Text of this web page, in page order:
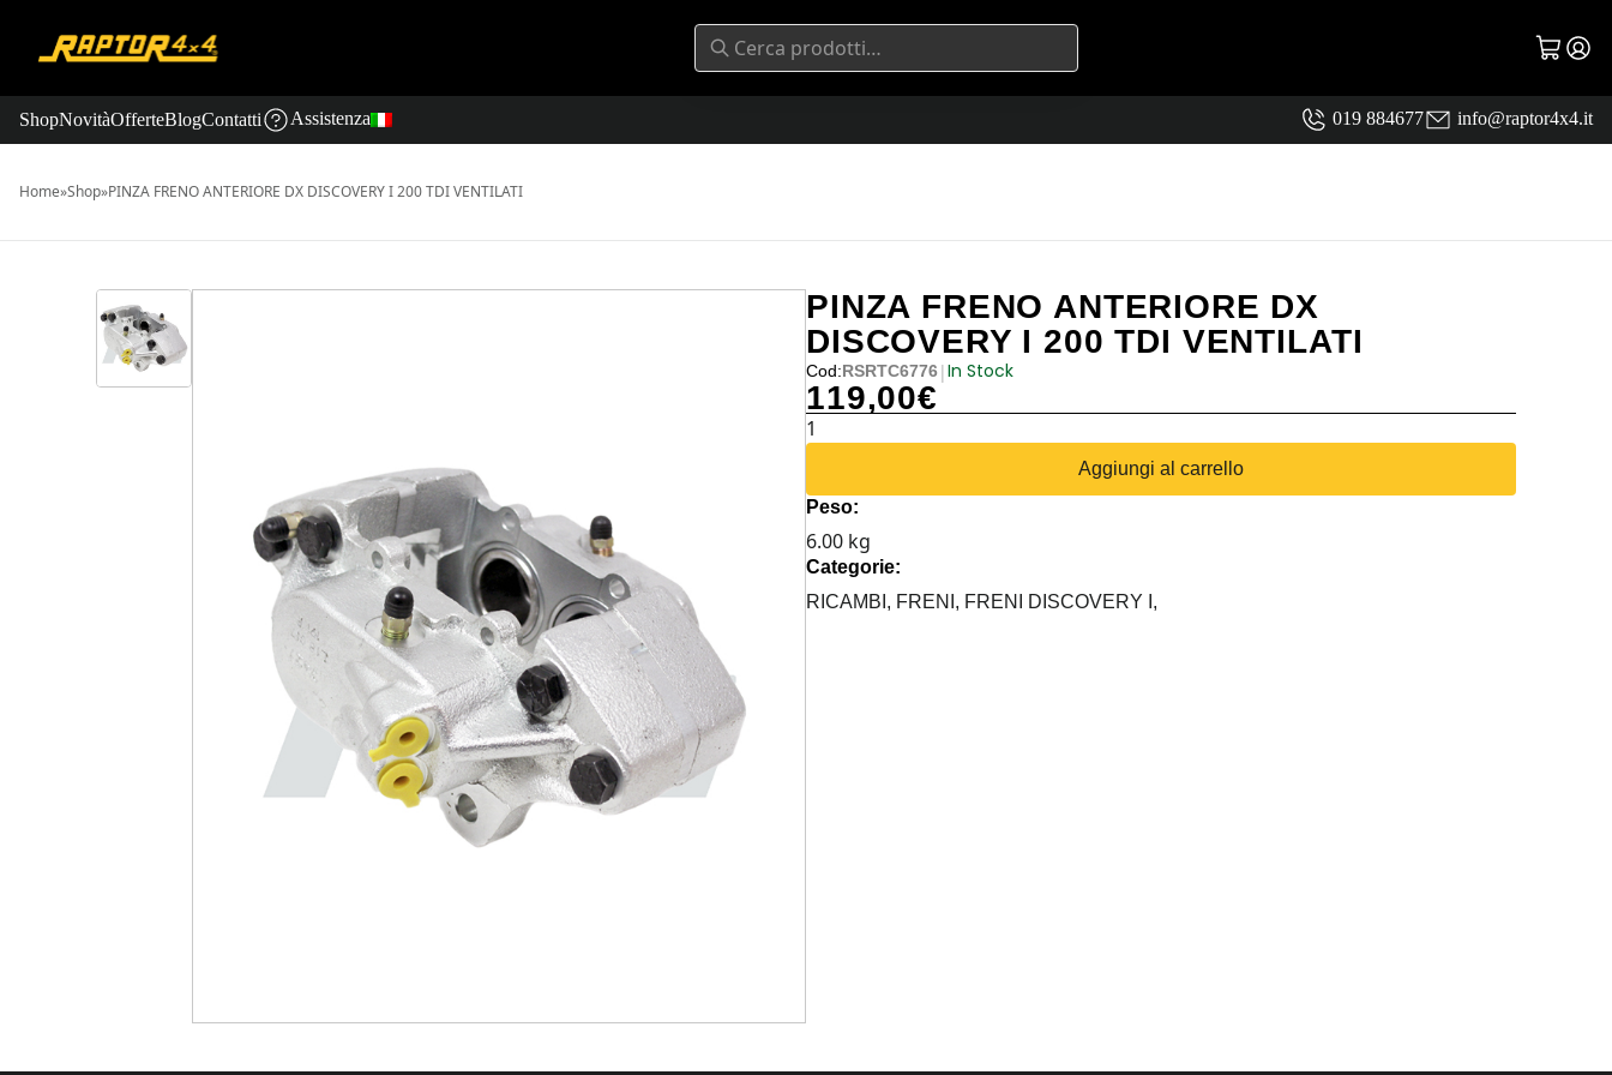
ShopNovitàOfferteBlogContatti Assistenza 019 884677 info@raptor4x4.it
Home»Shop»PINZA FRENO ANTERIORE DX DISCOVERY I 200 TDI VENTILATI
PINZA FRENO ANTERIORE DX
DISCOVERY I 200 TDI VENTILATI
Cod:RSRTC6776|In Stock
119,00€
PINZA
DX
DISCOVERY
I
200
Aggiungi al carrello
Peso:
6.00 kg
Categorie:
RICAMBI, FRENI, FRENI DISCOVERY I,